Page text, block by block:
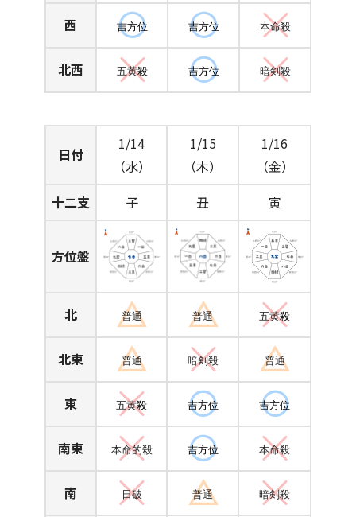
西 吉方位 吉方位 本命殺
北西 五黄殺 吉方位 暗剣殺
日付
1/14
（水）
1/15
（木）
1/16
（金）
十二支
子 丑 寅
方位盤
北 普通 普通 五黄殺
北東 普通 暗剣殺 普通
東 五黄殺 吉方位 吉方位
南東 本命的殺 吉方位 本命殺
南 日破 普通 暗剣殺